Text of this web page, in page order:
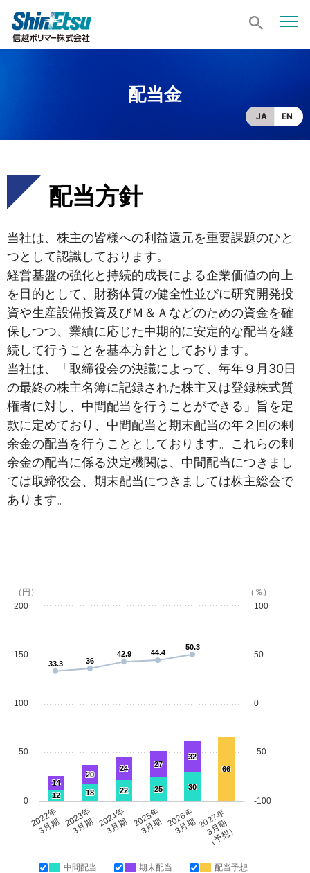
配当金
JA EN
配当方針
当社は、株主の皆様への利益還元を重要課題のひと
つとして認識しております。
経営基盤の強化と持続的成長による企業価値の向上
を目的として、財務体質の健全性並びに研究開発投
資や生産設備投資及びＭ＆Ａなどのための資金を確
保しつつ、業績に応じた中期的に安定的な配当を継
続して行うことを基本方針としております。
当社は、「取締役会の決議によって、毎年９月30日
の最終の株主名簿に記録された株主又は登録株式質
権者に対し、中間配当を行うことができる」旨を定
款に定めており、中間配当と期末配当の年２回の剰
余金の配当を行うこととしております。これらの剰
余金の配当に係る決定機関は、中間配当につきまし
ては取締役会、期末配当につきましては株主総会で
あります。
中間配当 期末配当
配当予想
2022年
3月期 2023年
3月期 2024年
3月期 2025年
3月期 2026年
3月期2027年
3月期
（予想）
0
50
100
150
200
（円）
-100
-50
0
50
100
（％）
12 18 22 25 30
14
20
24 27
32
66
33.3 36
42.9 44.4
50.3